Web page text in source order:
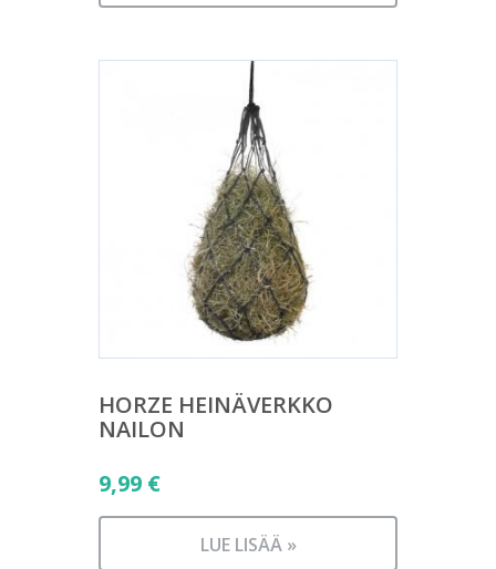
HORZE HEINÄVERKKO
NAILON
9,99 €
LUE LISÄÄ »